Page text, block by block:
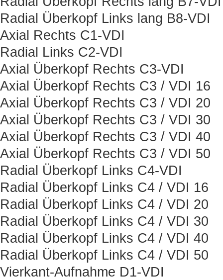
Radial Überkopf Links lang B8-VDI
Axial Rechts C1-VDI
Radial Links C2-VDI
Axial Überkopf Rechts C3-VDI
Axial Überkopf Rechts C3 / VDI 16
Axial Überkopf Rechts C3 / VDI 20
Axial Überkopf Rechts C3 / VDI 30
Axial Überkopf Rechts C3 / VDI 40
Axial Überkopf Rechts C3 / VDI 50
Radial Überkopf Links C4-VDI
Radial Überkopf Links C4 / VDI 16
Radial Überkopf Links C4 / VDI 20
Radial Überkopf Links C4 / VDI 30
Radial Überkopf Links C4 / VDI 40
Radial Überkopf Links C4 / VDI 50
Vierkant-Aufnahme D1-VDI